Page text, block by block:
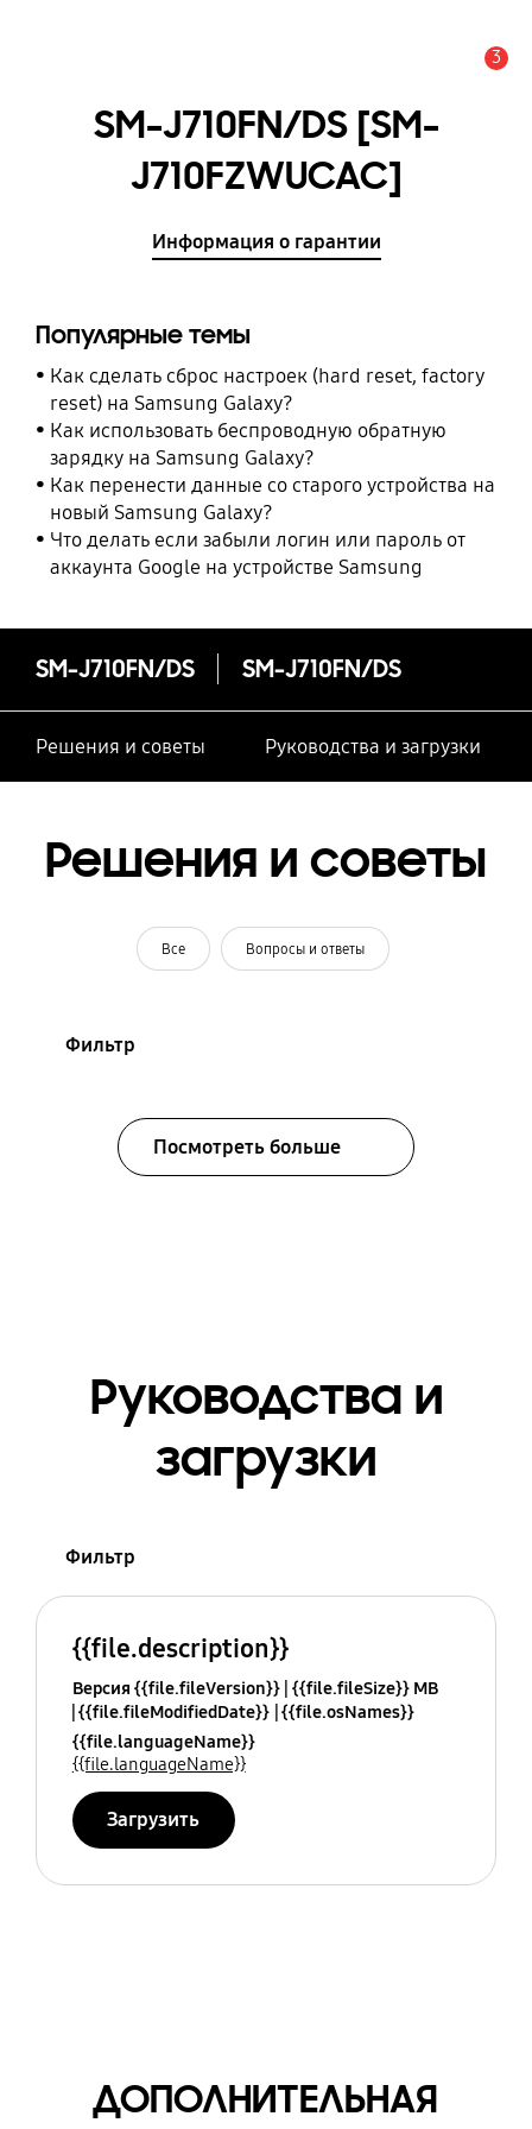
3
SM-J710FN/DS [SM-
J710FZWUCAC]
Информация о гарантии
Популярные темы
Как сделать сброс настроек (hard reset, factory
reset) на Samsung Galaxy?
Как использовать беспроводную обратную
зарядку на Samsung Galaxy?
Как перенести данные со старого устройства на
новый Samsung Galaxy?
Что делать если забыли логин или пароль от
аккаунта Google на устройстве Samsung
SM-J710FN/DS SM-J710FN/DS
Решения и советы Руководства и загрузки
Решения и советы
Все Вопросы и ответы
Фильтр
Посмотреть больше
Руководства и
загрузки
Фильтр
{{file.description}}
Версия {{file.fileVersion}} {{file.fileSize}} MB
{{file.fileModifiedDate}} {{file.osNames}}
{{file.languageName}}
{{file.languageName}}
Загрузить
ДОПОЛНИТЕЛЬНАЯ